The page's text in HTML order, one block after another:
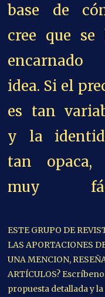
base de
cree que se
encarnado
idea. Si el
es tan
y la
tan opaca,
muy
ESTE GRUPO DE
LAS APORTACIONES
UNA MENCION,
ARTÍCULOS?
propuesta detallada y